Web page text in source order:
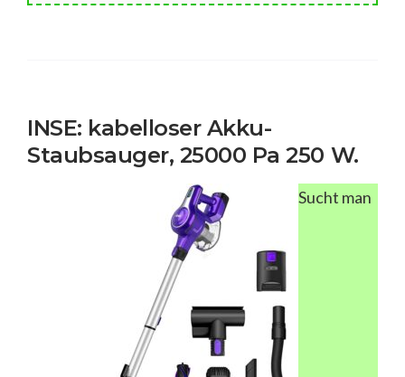
INSE: kabelloser Akku-
Staubsauger, 25000 Pa 250 W.
Sucht man